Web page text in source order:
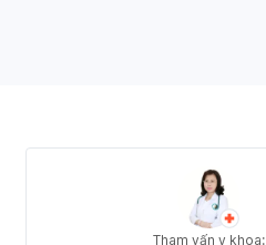
Tham vấn y khoa: